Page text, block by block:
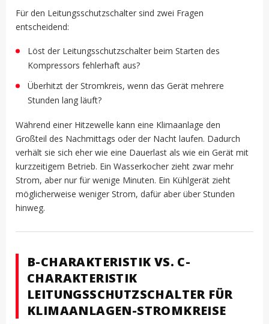
Für den Leitungsschutzschalter sind zwei Fragen
entscheidend:
Löst der Leitungsschutzschalter beim Starten des
Kompressors fehlerhaft aus?
Überhitzt der Stromkreis, wenn das Gerät mehrere
Stunden lang läuft?
Während einer Hitzewelle kann eine Klimaanlage den
Großteil des Nachmittags oder der Nacht laufen. Dadurch
verhält sie sich eher wie eine Dauerlast als wie ein Gerät mit
kurzzeitigem Betrieb. Ein Wasserkocher zieht zwar mehr
Strom, aber nur für wenige Minuten. Ein Kühlgerät zieht
möglicherweise weniger Strom, dafür aber über Stunden
hinweg.
B-CHARAKTERISTIK VS. C-
CHARAKTERISTIK
LEITUNGSSCHUTZSCHALTER FÜR
KLIMAANLAGEN-STROMKREISE